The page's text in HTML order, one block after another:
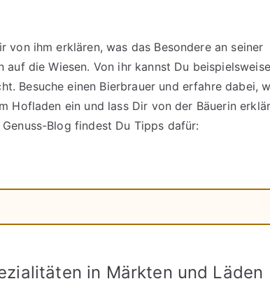
ihm erklären, was das Besondere an seiner
die Wiesen. Von ihr kannst Du
Besuche einen Bierbrauer und erfahre dabei,
Hofladen ein und lass Dir von der Bäuerin
Blog findest Du Tipps dafür:
in Märkten und Läden